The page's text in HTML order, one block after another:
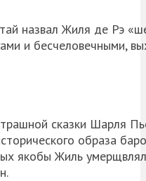
назвал Жиля де Рэ
и бесчеловечными,
сказки Шарля
образа
якобы Жиль